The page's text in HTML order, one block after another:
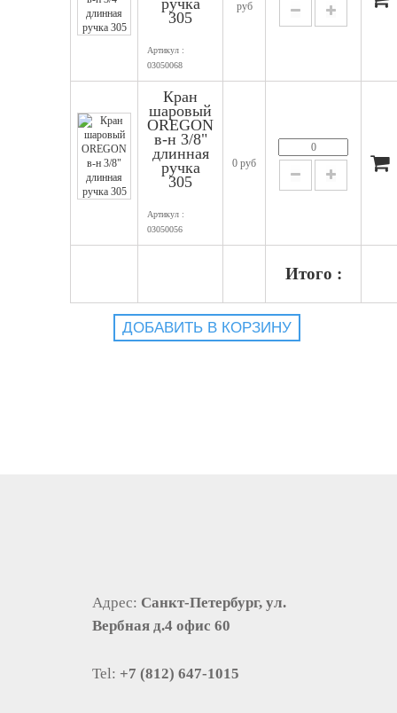
ручка
305
Артикул :
03050068
руб
Кран
шаровый
OREGON
в-н 3/8"
длинная
ручка
305
Артикул :
03050056
0 руб
Итого :
ДОБАВИТЬ В КОРЗИНУ
Адрес: Санкт-Петербург, ул.
Вербная д.4 офис 60
Tel: +7 (812) 647-1015